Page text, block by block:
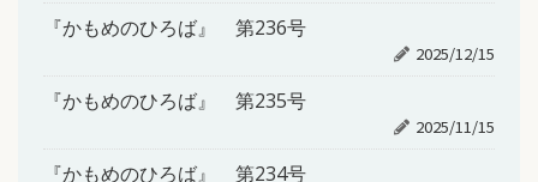
『かもめのひろば』 第236号
2025/12/15
『かもめのひろば』 第235号
2025/11/15
『かもめのひろば』 第234号